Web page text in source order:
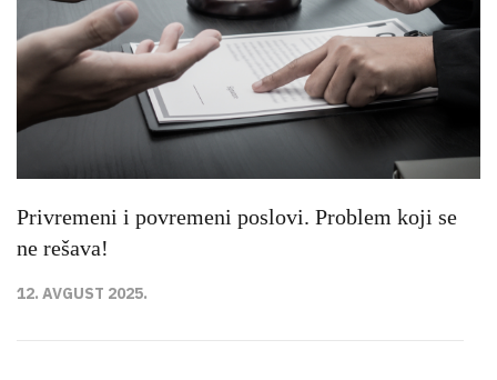
Privremeni i povremeni poslovi. Problem koji se
ne rešava!
12. AVGUST 2025.